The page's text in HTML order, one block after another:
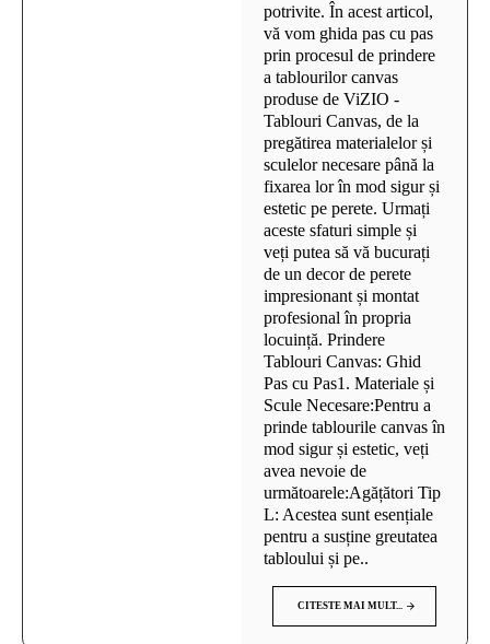
potrivite. În acest articol,
vă vom ghida pas cu pas
prin procesul de prindere
a tablourilor canvas
produse de ViZIO -
Tablouri Canvas, de la
pregătirea materialelor și
sculelor necesare până la
fixarea lor în mod sigur și
estetic pe perete. Urmați
aceste sfaturi simple și
veți putea să vă bucurați
de un decor de perete
impresionant și montat
profesional în propria
locuință. Prindere
Tablouri Canvas: Ghid
Pas cu Pas1. Materiale și
Scule Necesare:Pentru a
prinde tablourile canvas în
mod sigur și estetic, veți
avea nevoie de
următoarele:Agățători Tip
L: Acestea sunt esențiale
pentru a susține greutatea
tabloului și pe..
CITESTE MAI MULT...